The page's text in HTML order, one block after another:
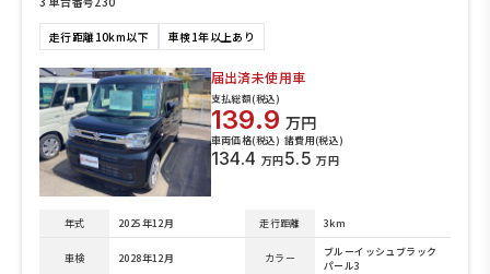
走行距離10km以下 車検1年以上あり
届出済未使用車
支払総額(税込)
139.9 万円
車両価格(税込)
134.4 万円
諸費用(税込)
5.5 万円
年式 2025年12月 走行距離 3km
車検 2028年12月 カラー
ブルーイッシュブラック
パール3